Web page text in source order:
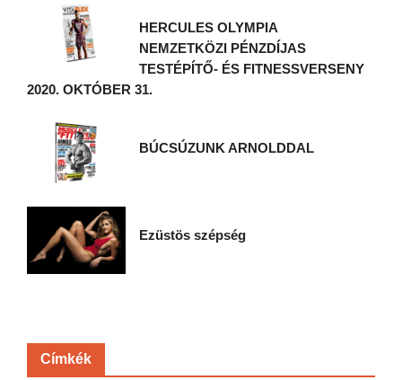
HERCULES OLYMPIA
NEMZETKÖZI PÉNZDÍJAS
TESTÉPÍTŐ- ÉS FITNESSVERSENY
2020. OKTÓBER 31.
BÚCSÚZUNK ARNOLDDAL
Ezüstös szépség
Címkék